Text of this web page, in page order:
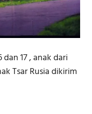
17 , anak dari
Tsar Rusia dikirim